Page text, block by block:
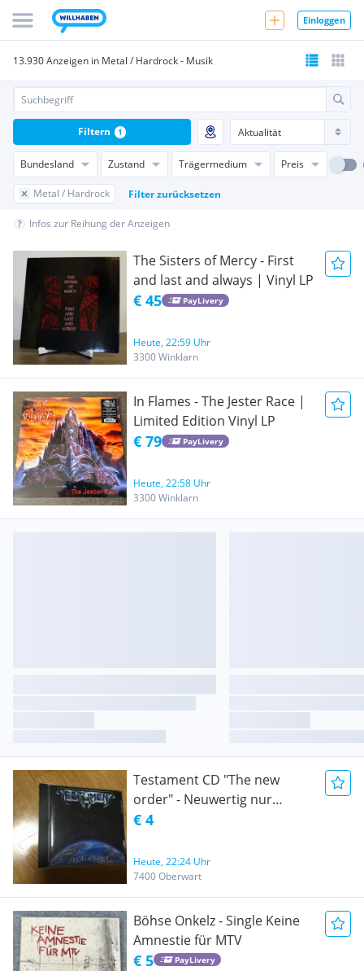
Einloggen
13.930 Anzeigen in Metal / Hardrock - Musik
Bundesland Zustand Trägermedium Preis
Metal / Hardrock Filter zurücksetzen
Filtern 1
Infos zur Reihung der Anzeigen
The Sisters of Mercy - First
and last and always | Vinyl LP
€ 45 PayLivery
Heute, 22:59 Uhr
3300 Winklarn
In Flames - The Jester Race |
Limited Edition Vinyl LP
€ 79 PayLivery
Heute, 22:58 Uhr
3300 Winklarn
Testament CD "The new
order" - Neuwertig nur
einmal angehört!
€ 4
Heute, 22:24 Uhr
7400 Oberwart
Böhse Onkelz - Single Keine
Amnestie für MTV
€ 5 PayLivery